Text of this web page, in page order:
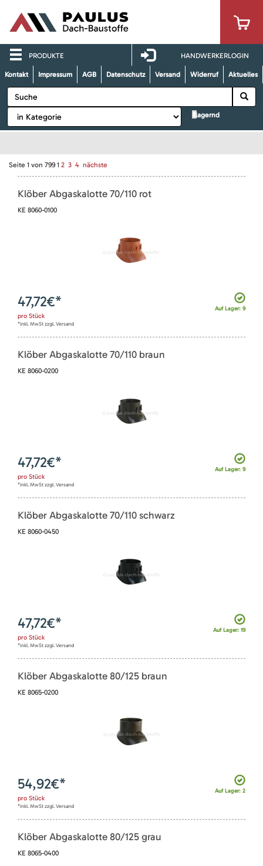
PRODUKTE HANDWERKERLOGIN
Kontakt Impressum AGB Datenschutz Versand Widerruf Aktuelles
lagernd
Seite 1 von 799 1 2 3 4 nächste
Klöber Abgaskalotte 70/110 rot
KE 8060-0100
Auf Lager: 9
47,72€*
pro Stück
*inkl. MwSt zzgl. Versand
Klöber Abgaskalotte 70/110 braun
KE 8060-0200
Auf Lager: 9
47,72€*
pro Stück
*inkl. MwSt zzgl. Versand
Klöber Abgaskalotte 70/110 schwarz
KE 8060-0450
Auf Lager: 19
47,72€*
pro Stück
*inkl. MwSt zzgl. Versand
Klöber Abgaskalotte 80/125 braun
KE 8065-0200
Auf Lager: 2
54,92€*
pro Stück
*inkl. MwSt zzgl. Versand
Klöber Abgaskalotte 80/125 grau
KE 8065-0400